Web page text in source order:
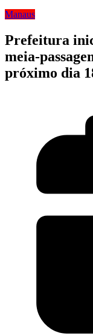
Manaus
Prefeitura
meia-
próximo dia